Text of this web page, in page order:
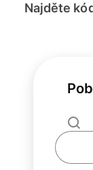
Najděte